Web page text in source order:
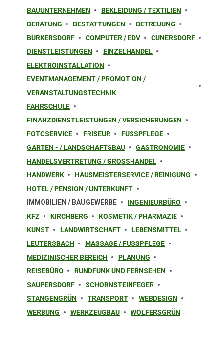
BAUUNTERNEHMEN
BEKLEIDUNG / TEXTILIEN
BERATUNG
BESTATTUNGEN
BETREUUNG
BURKERSDORF
COMPUTER / EDV
CUNERSDORF
DIENSTLEISTUNGEN
EINZELHANDEL
ELEKTROINSTALLATION
EVENTMANAGEMENT / PROMOTION /
VERANSTALTUNGSTECHNIK
FAHRSCHULE
FINANZDIENSTLEISTUNGEN / VERSICHERUNGEN
FOTOSERVICE
FRISEUR
FUSSPFLEGE
GARTEN - / LANDSCHAFTSBAU
GASTRONOMIE
HANDELSVERTRETUNG / GROSSHANDEL
HANDWERK
HAUSMEISTERSERVICE / REINIGUNG
HOTEL / PENSION / UNTERKUNFT
IMMOBILIEN / BAUGEWERBE
INGENIEURBÜRO
KFZ
KIRCHBERG
KOSMETIK / PHARMAZIE
KUNST
LANDWIRTSCHAFT
LEBENSMITTEL
LEUTERSBACH
MASSAGE / FUSSPFLEGE
MEDIZINISCHER BEREICH
PLANUNG
REISEBÜRO
RUNDFUNK UND FERNSEHEN
SAUPERSDORF
SCHORNSTEINFEGER
STANGENGRÜN
TRANSPORT
WEBDESIGN
WERBUNG
WERKZEUGBAU WOLFERSGRÜN